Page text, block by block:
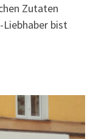
Zutaten
Liebhaber bist